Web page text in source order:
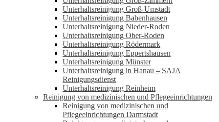
Unterhaltsreinigung Groß-Umstadt
Unterhaltsreinigung Babenhausen
Unterhaltsreinigung Nieder-Roden
Unterhaltsreinigung Ober-Roden
Unterhaltsreinigung Rödermark
Unterhaltsreinigung Eppertshausen
Unterhaltsreinigung Münster
Unterhaltsreinigung in Hanau – SAJA
Reinigungsdienst
Unterhaltsreinigung Reinheim
Reinigung von medizinischen und Pflegeeinrichtungen
Reinigung von medizinischen und
Pflegeeinrichtungen Darmstadt